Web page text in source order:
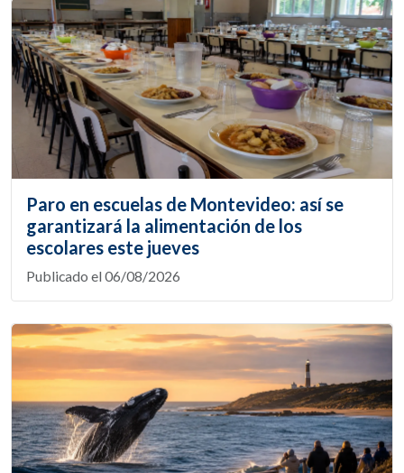
Paro en escuelas de Montevideo: así se
garantizará la alimentación de los
escolares este jueves
Publicado el 06/08/2026